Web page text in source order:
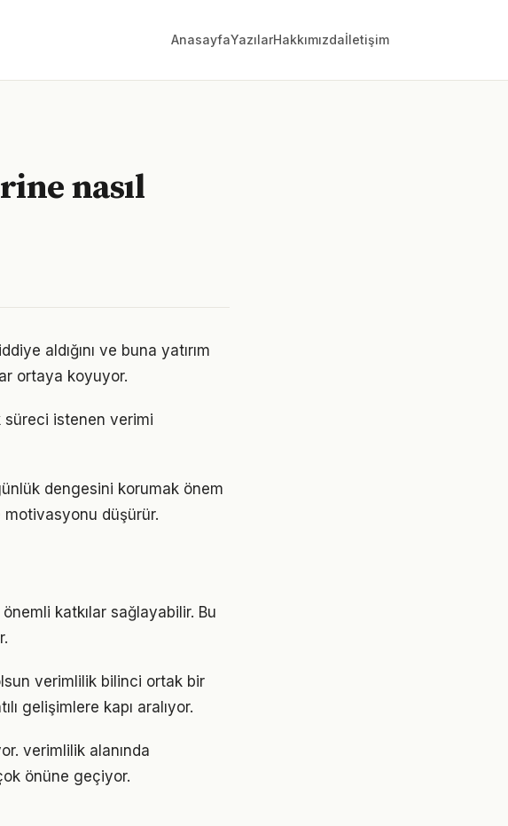
AnasayfaYazılarHakkımızdaİletişim
nasıl
aldığını ve buna yatırım
ortaya koyuyor.
süreci istenen verimi
dengesini korumak önem
motivasyonu düşürür.
önemli katkılar sağlayabilir. Bu
verimlilik bilinci ortak bir
gelişimlere kapı aralıyor.
verimlilik alanında
önüne geçiyor.